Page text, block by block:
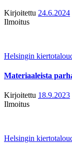
Kirjoitettu 24.6.2024
Ilmoitus
Helsingin
Materiaaleista
Kirjoitettu 18.9.2023
Ilmoitus
Helsingin